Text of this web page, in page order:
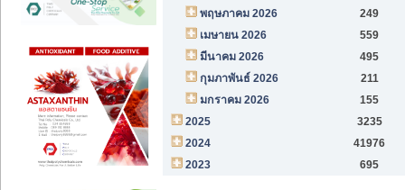
พฤษภาคม 2026
249
เมษายน 2026
559
มีนาคม 2026
495
กุมภาพันธ์ 2026
211
มกราคม 2026
155
2025
3235
2024
41976
2023
695